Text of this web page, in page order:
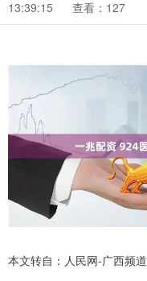
13:39:15
查看：127
本文转自：人民网-广西频道